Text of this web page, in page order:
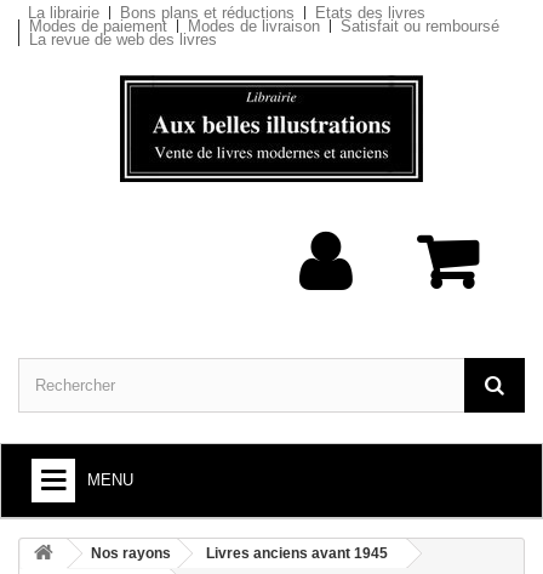
La librairie Bons plans et réductions Etats des livres
Modes de paiement Modes de livraison Satisfait ou remboursé
La revue de web des livres
MENU
+
ARTS ET SOCIÉTÉ
Nos rayons
Livres anciens avant 1945